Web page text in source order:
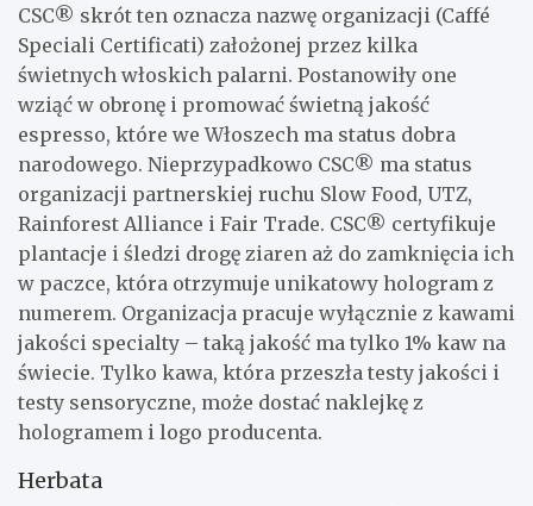
CSC® skrót ten oznacza nazwę organizacji (Caffé
Speciali Certificati) założonej przez kilka
świetnych włoskich palarni. Postanowiły one
wziąć w obronę i promować świetną jakość
espresso, które we Włoszech ma status dobra
narodowego. Nieprzypadkowo CSC® ma status
organizacji partnerskiej ruchu Slow Food, UTZ,
Rainforest Alliance i Fair Trade. CSC® certyfikuje
plantacje i śledzi drogę ziaren aż do zamknięcia ich
w paczce, która otrzymuje unikatowy hologram z
numerem. Organizacja pracuje wyłącznie z kawami
jakości specialty – taką jakość ma tylko 1% kaw na
świecie. Tylko kawa, która przeszła testy jakości i
testy sensoryczne, może dostać naklejkę z
hologramem i logo producenta.
Herbata